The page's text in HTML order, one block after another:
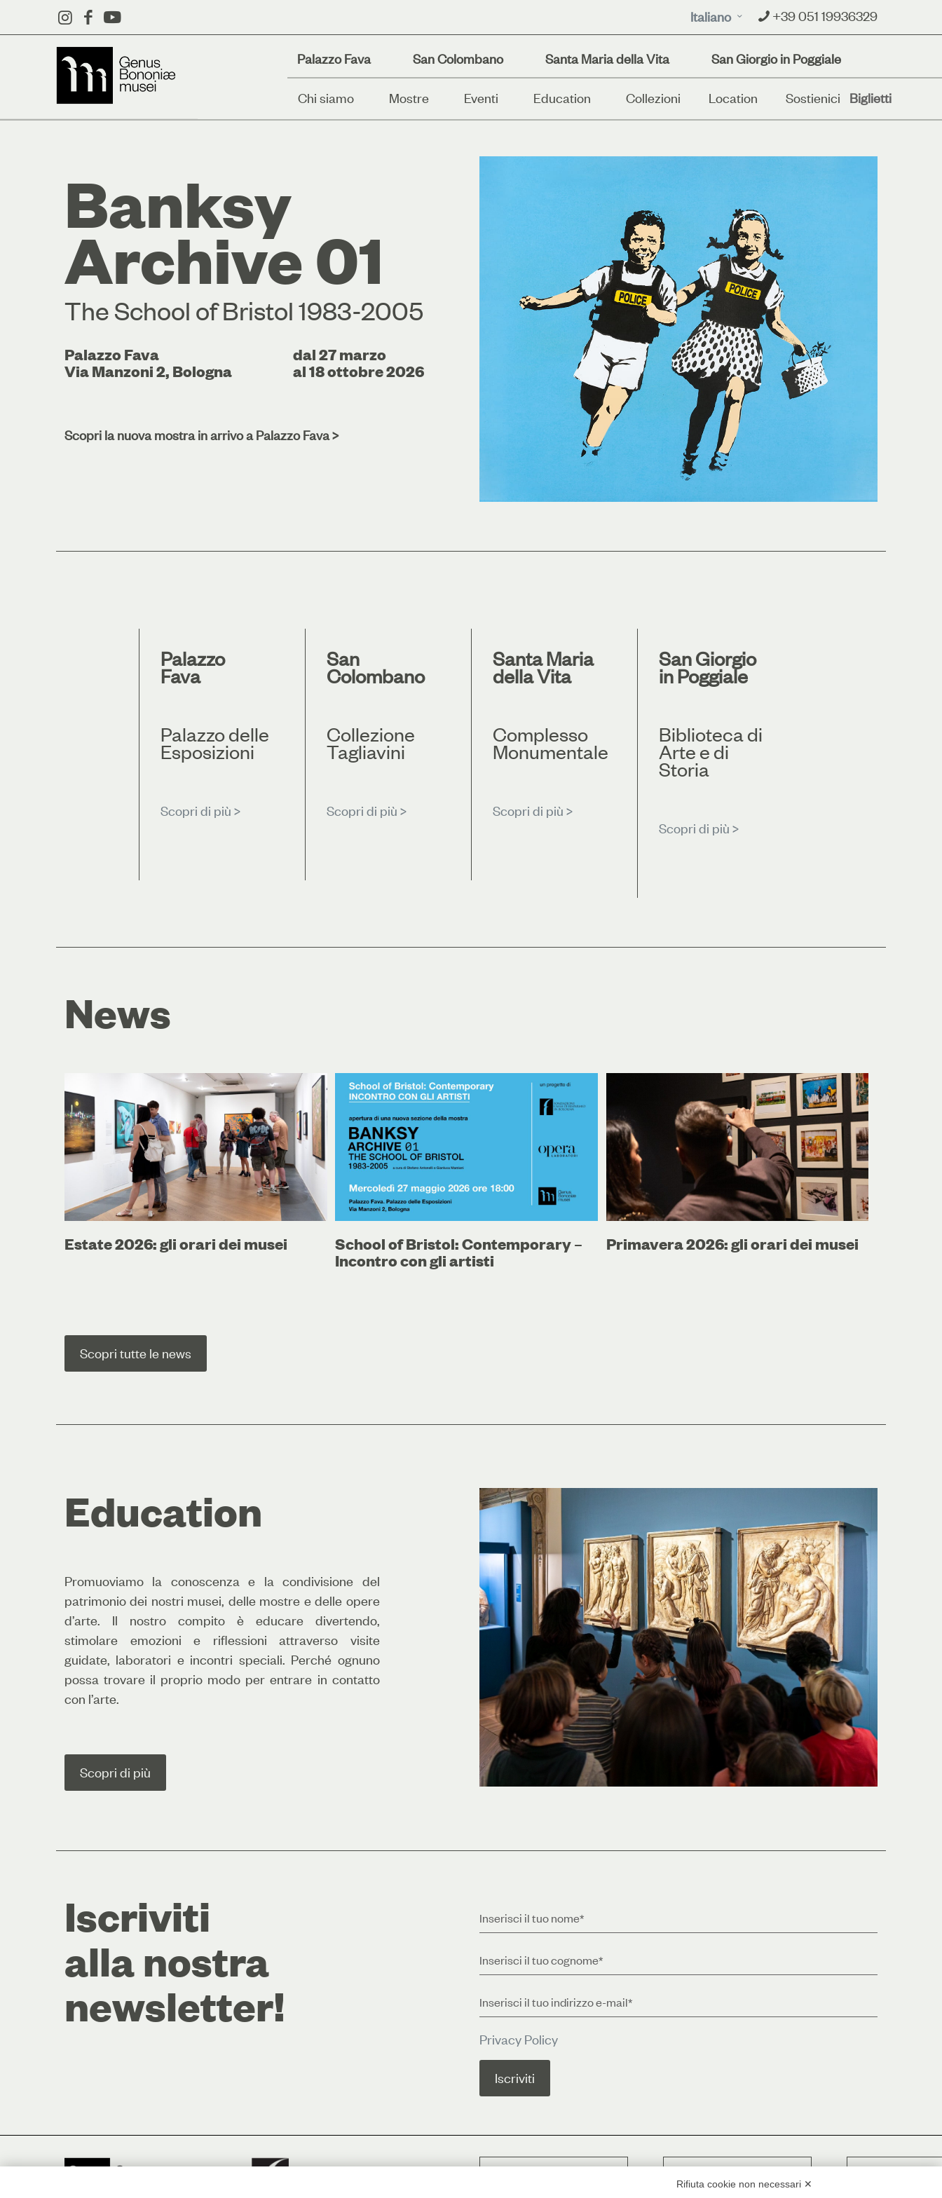
+39 051 19936329
Chi siamo Mostre Eventi Education Collezioni Location Sostienici
Palazzo Fava San Colombano Santa Maria della Vita San Giorgio in Poggiale
Italiano
Biglietti
Banksy
Archive 01
The School of Bristol 1983-2005
Palazzo Fava
Via Manzoni 2, Bologna
dal 27 marzo
al 18 ottobre 2026
Scopri la nuova mostra in arrivo a Palazzo Fava >
Palazzo
Fava
Palazzo delle
Esposizioni
Scopri di più >
San
Colombano
Collezione
Tagliavini
Scopri di più >
Santa Maria
della Vita
Complesso
Monumentale
Scopri di più >
San Giorgio
in Poggiale
Biblioteca di
Arte e di
Storia
Scopri di più >
News
Estate 2026: gli orari dei musei
School of Bristol: Contemporary –
Incontro con gli artisti
Primavera 2026: gli orari dei musei
Scopri tutte le news
Education
Promuoviamo la conoscenza e la condivisione del
patrimonio dei nostri musei, delle mostre e delle opere
d’arte. Il nostro compito è educare divertendo,
stimolare emozioni e riflessioni attraverso visite
guidate, laboratori e incontri speciali. Perché ognuno
possa trovare il proprio modo per entrare in contatto
con l’arte.
Scopri di più
Iscriviti
alla nostra
newsletter!
Privacy Policy
Rifiuta cookie non necessari ✕